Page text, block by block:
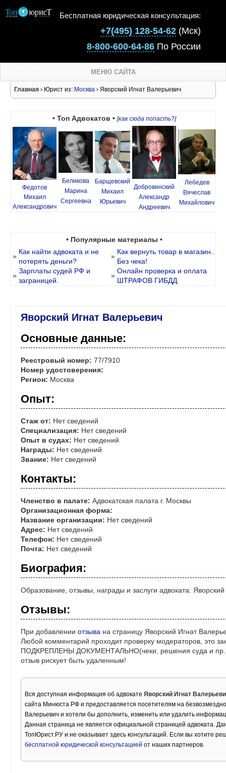
Бесплатная юридическая консультация:
+7(495) 128-54-62 (Мск)
8-800-600-64-86 По России
МЕНЮ САЙТА
Главная › Юрист из: Москва › Яворский Игнат Валерьевич
• Топ Адвокатов • [как сюда попасть?]
Федотов
Михаил
Александрович
Беликова
Марина
Сергеевна
Барщевский
Михаил
Юрьевич
Добровинский
Александр
Андреевич
Лебедев
Вячеслав
Михайлович
• Популярные материалы •
»
Как найти адвоката и не
потерять деньги?
»
Как вернуть товар в магазин..
Без чека!
»
Зарплаты судей РФ и
заграницей.
»
Онлайн проверка и оплата
ШТРАФОВ ГИБДД
Яворский Игнат Валерьевич
Основные данные:
Реестровый номер: 77/7910
Номер удостоверения:
Регион: Москва
Опыт:
Стаж от: Нет сведений
Специализация: Нет сведений
Опыт в судах: Нет сведений
Награды: Нет сведений
Звание: Нет сведений
Контакты:
Членство в палате: Адвокатская палата г. Москвы
Организационная форма:
Название организации: Нет сведений
Адрес: Нет сведений
Телефон: Нет сведений
Почта: Нет сведений
Биография:
Образование, отзывы, награды и заслуги адвоката:
Отзывы:
При добавлении отзыва на страницу Яворский Игнат
Любой комментарий проходит проверку модераторов, это
ПОДКРЕПЛЕНЫ ДОКУМЕНТАЛЬНО(чеки, решения суда и пр.)!
отзыв рискует быть удаленным!
Вся доступная информация об адвокате Яворский Игнат
сайта Минюста РФ и предоставляется посетителям на
Валерьевич и хотели бы дополнить, изменить или удалить
Данная страница не является официальной страницей адвоката.
ТопЮрист.РУ и не оказывает здесь консультаций. Если вы хотите
бесплатной юридической консультацией от наших партнеров.